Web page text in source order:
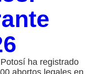
ha registrado
abortos legales en